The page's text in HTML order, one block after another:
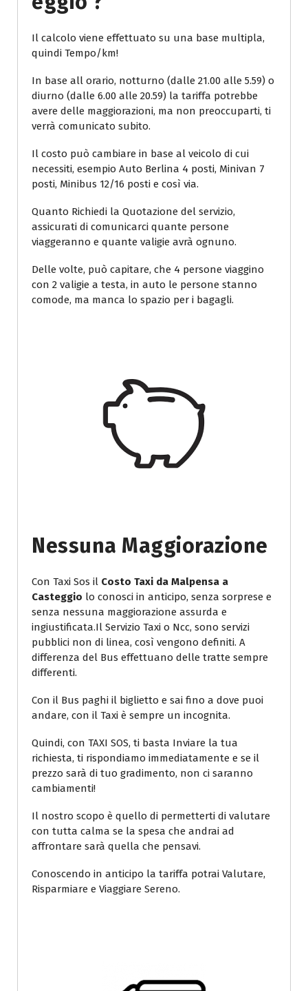
Il calcolo viene effettuato su una base multipla,
quindi Tempo/km!
In base all orario, notturno (dalle 21.00 alle 5.59) o
diurno (dalle 6.00 alle 20.59) la tariffa potrebbe
avere delle maggiorazioni, ma non preoccuparti, ti
verrà comunicato subito.
Il costo può cambiare in base al veicolo di cui
necessiti, esempio Auto Berlina 4 posti, Minivan 7
posti, Minibus 12/16 posti e così via.
Quanto Richiedi la Quotazione del servizio,
assicurati di comunicarci quante persone
viaggeranno e quante valigie avrà ognuno.
Delle volte, può capitare, che 4 persone viaggino
con 2 valigie a testa, in auto le persone stanno
comode, ma manca lo spazio per i bagagli.
Nessuna Maggiorazione
Con Taxi Sos il Costo Taxi da Malpensa a
Casteggio lo conosci in anticipo, senza sorprese e
senza nessuna maggiorazione assurda e
ingiustificata.Il Servizio Taxi o Ncc, sono servizi
pubblici non di linea, così vengono definiti. A
differenza del Bus effettuano delle tratte sempre
differenti.
Con il Bus paghi il biglietto e sai fino a dove puoi
andare, con il Taxi è sempre un incognita.
Quindi, con TAXI SOS, ti basta Inviare la tua
richiesta, ti rispondiamo immediatamente e se il
prezzo sarà di tuo gradimento, non ci saranno
cambiamenti!
Il nostro scopo è quello di permetterti di valutare
con tutta calma se la spesa che andrai ad
affrontare sarà quella che pensavi.
Conoscendo in anticipo la tariffa potrai Valutare,
Risparmiare e Viaggiare Sereno.